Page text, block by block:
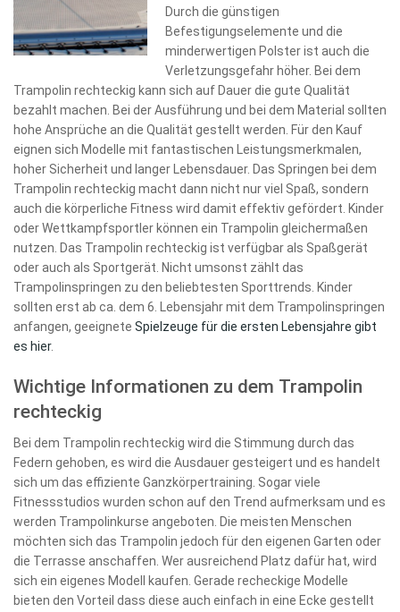
Durch die günstigen
Befestigungselemente und die
minderwertigen Polster ist auch die
Verletzungsgefahr höher. Bei dem
Trampolin rechteckig kann sich auf Dauer die gute Qualität
bezahlt machen. Bei der Ausführung und bei dem Material sollten
hohe Ansprüche an die Qualität gestellt werden. Für den Kauf
eignen sich Modelle mit fantastischen Leistungsmerkmalen,
hoher Sicherheit und langer Lebensdauer. Das Springen bei dem
Trampolin rechteckig macht dann nicht nur viel Spaß, sondern
auch die körperliche Fitness wird damit effektiv gefördert. Kinder
oder Wettkampfsportler können ein Trampolin gleichermaßen
nutzen. Das Trampolin rechteckig ist verfügbar als Spaßgerät
oder auch als Sportgerät. Nicht umsonst zählt das
Trampolinspringen zu den beliebtesten Sporttrends. Kinder
sollten erst ab ca. dem 6. Lebensjahr mit dem Trampolinspringen
anfangen, geeignete Spielzeuge für die ersten Lebensjahre gibt
es hier.
Wichtige Informationen zu dem Trampolin
rechteckig
Bei dem Trampolin rechteckig wird die Stimmung durch das
Federn gehoben, es wird die Ausdauer gesteigert und es handelt
sich um das effiziente Ganzkörpertraining. Sogar viele
Fitnessstudios wurden schon auf den Trend aufmerksam und es
werden Trampolinkurse angeboten. Die meisten Menschen
möchten sich das Trampolin jedoch für den eigenen Garten oder
die Terrasse anschaffen. Wer ausreichend Platz dafür hat, wird
sich ein eigenes Modell kaufen. Gerade recheckige Modelle
bieten den Vorteil dass diese auch einfach in eine Ecke gestellt